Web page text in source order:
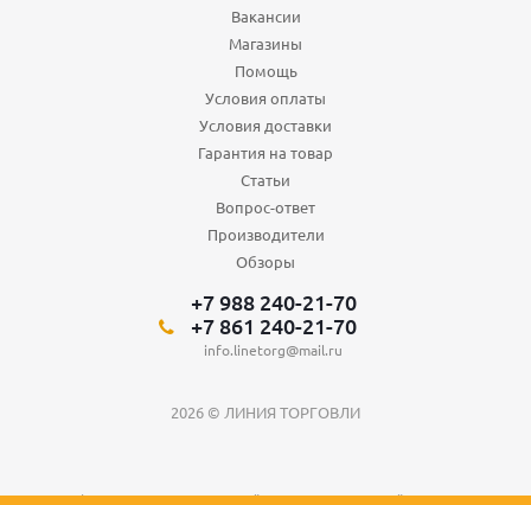
Вакансии
Магазины
Помощь
Условия оплаты
Условия доставки
Гарантия на товар
Статьи
Вопрос-ответ
Производители
Обзоры
+7 988 240-21-70
+7 861 240-21-70
info.linetorg@mail.ru
2026 © ЛИНИЯ ТОРГОВЛИ
Вся информация о товарах на сайте носит справочный характер и не